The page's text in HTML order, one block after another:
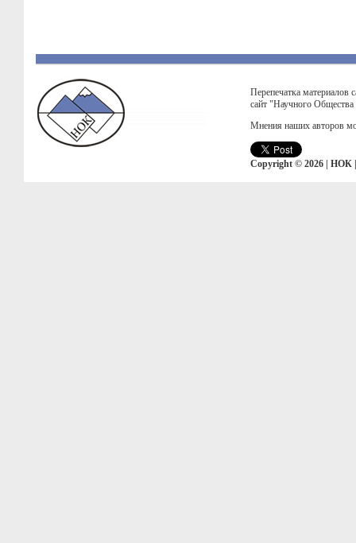
Перепечатка материалов
сайт "Научного
Мнения наших авторов
Copyright © 2026 | НОК